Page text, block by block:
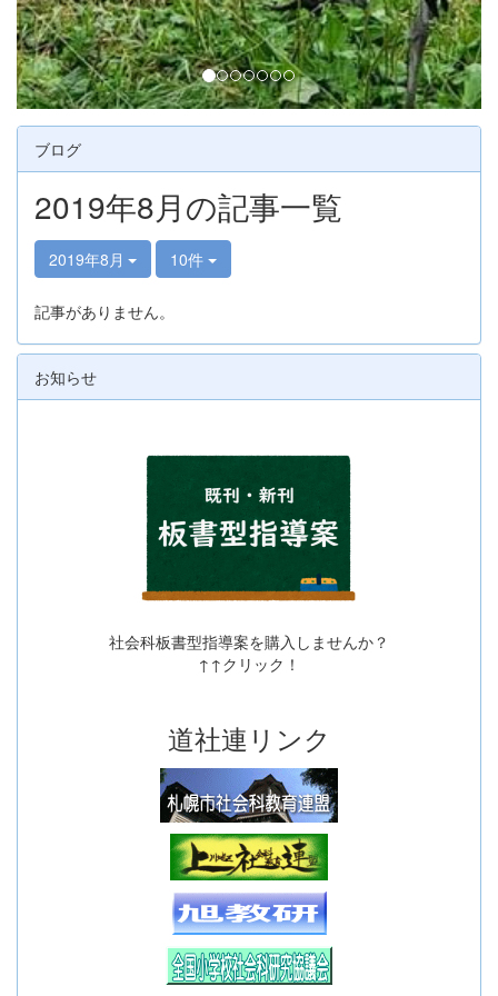
ブログ
2019年8月の記事一覧
2019年8月 10件
記事がありません。
お知らせ
社会科板書型指導案を購入しませんか？
↑↑クリック！
道社連リンク